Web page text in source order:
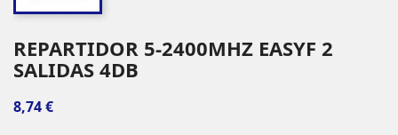
REPARTIDOR 5-2400MHZ EASYF 2
SALIDAS 4DB
8,74 €